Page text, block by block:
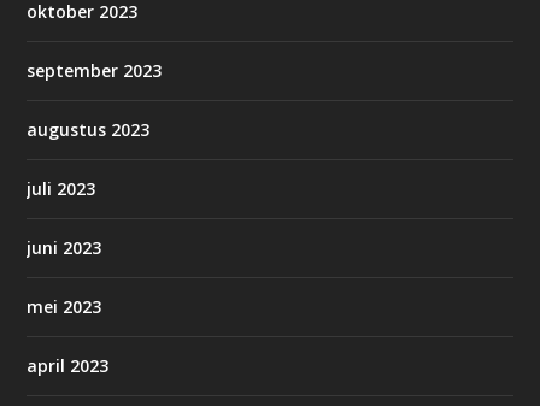
oktober 2023
september 2023
augustus 2023
juli 2023
juni 2023
mei 2023
april 2023